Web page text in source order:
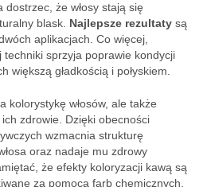
dostrzec, że włosy stają się
blask. Najlepsze rezultaty są
aplikacjach. Co więcej,
sprzyja poprawie kondycji
większą gładkością i połyskiem.
kolorystykę włosów, ale także
zdrowie. Dzięki obecności
wzmacnia strukturę
oraz nadaje mu zdrowy
że efekty koloryzacji kawą są
za pomocą farb chemicznych.